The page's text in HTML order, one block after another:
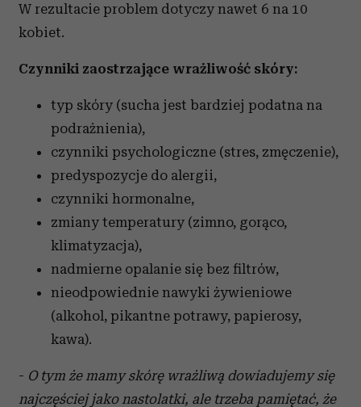
W rezultacie problem dotyczy nawet 6 na 10
kobiet.
Czynniki zaostrzające wrażliwość skóry:
typ skóry (sucha jest bardziej podatna na
podrażnienia),
czynniki psychologiczne (stres, zmęczenie),
predyspozycje do alergii,
czynniki hormonalne,
zmiany temperatury (zimno, gorąco,
klimatyzacja),
nadmierne opalanie się bez filtrów,
nieodpowiednie nawyki żywieniowe
(alkohol, pikantne potrawy, papierosy,
kawa).
- O tym że mamy skórę wrażliwą dowiadujemy się
najczęściej jako nastolatki, ale trzeba pamiętać, że